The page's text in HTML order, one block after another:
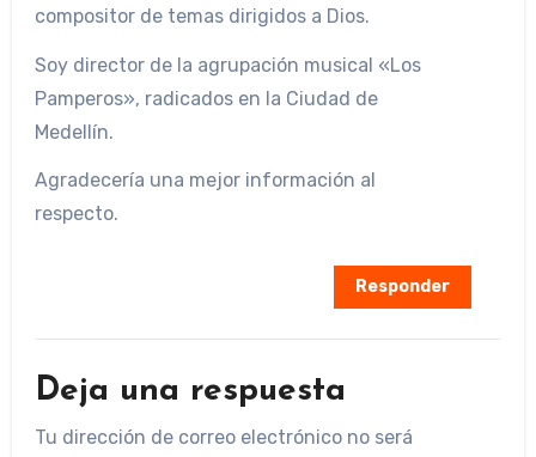
compositor de temas dirigidos a Dios.
Soy director de la agrupación musical «Los
Pamperos», radicados en la Ciudad de
Medellín.
Agradecería una mejor información al
respecto.
Responder
Deja una respuesta
Tu dirección de correo electrónico no será